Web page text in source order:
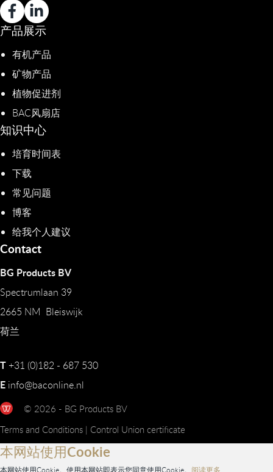
产品展示
有机产品
矿物产品
植物促进剂​
BAC风扇店
知识中心
培育时间表
下载
常见问题
博客
给我个人建议
Contact
BG Products BV
Spectrumlaan 39
2665 NM Bleiswijk
荷兰
T+31 (0)182 - 687 530
E info@baconline.nl
© 2026 - BG Products BV
Terms and Conditions | Control Union certificate
本网站使用Cookie
本网站使用Cookie。使用本网站即表示您同意使用Cookie。 阅读更多